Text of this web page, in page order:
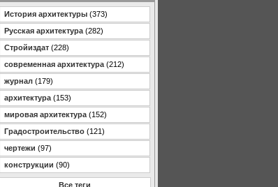
История архитектуры (373)
Русская архитектура (282)
Стройиздат (228)
современная архитектура (212)
журнал (179)
архитектура (153)
мировая архитектура (152)
Градостроительство (121)
чертежи (97)
конструкции (90)
Все теги